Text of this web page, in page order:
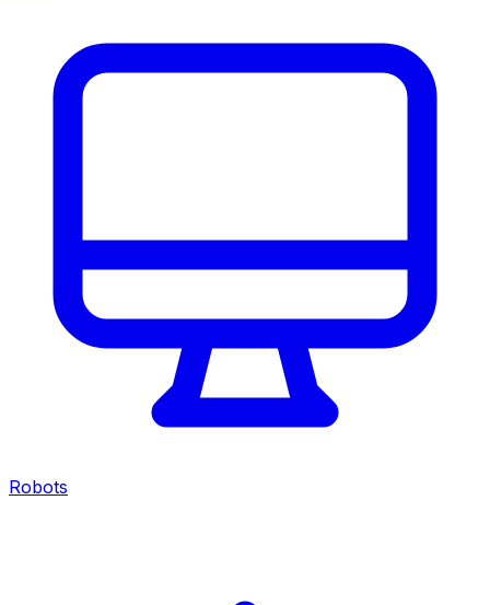
Robots